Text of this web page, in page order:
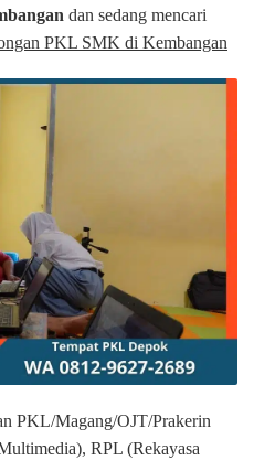
dan sedang mencari
PKL SMK di Kembangan
PKL/Magang/OJT/Prakerin
RPL (Rekayasa